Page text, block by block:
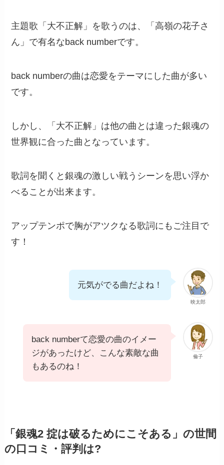
主題歌「大不正解」を歌うのは、「高嶺の花子さ
ん」で有名なback numberです。
back numberの曲は恋愛をテーマにした曲が多い
です。
しかし、「大不正解」は他の曲とは違った銀魂の
世界観に合った曲となっています。
歌詞を聞くと銀魂の激しい戦うシーンを思い浮か
べることが出来ます。
アップテンポで胸がアツクなる歌詞にもご注目で
す！
映太郎
元気がでる曲だよね！
倫子
back numberて恋愛の曲のイメー
ジがあったけど、こんな素敵な曲
もあるのね！
「銀魂2 掟は破るためにこそある」の世間
の口コミ・評判は?